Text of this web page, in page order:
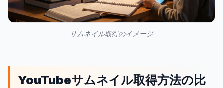
サムネイル取得のイメージ
YouTubeサムネイル取得方法の比